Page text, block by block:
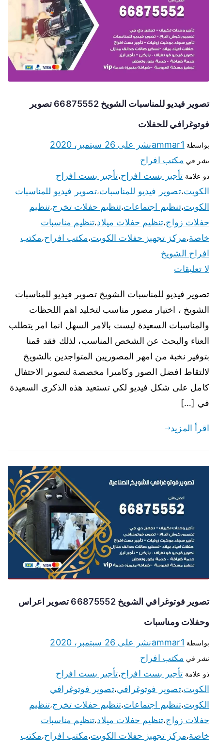
تصوير فيديو للمناسبات الشويخ 66875552 تصوير
فوتوغرافي للحفلات
بواسطة ammar1نشر على 26 سبتمبر، 2020
نشر في مكتب افراح
ذو علامة تأجير بست افراح،تأجير بست افراح
الكويت،تصوير فيديو للمناسبات،تصوير فيديو للمناسبات
الكويت،تنظيم اجتماعات،تنظيم حفلات تخرج،تنظيم
حفلات زواج،تنظيم حفلات ميلاد،تنظيم مناسبات
خاصة،مركز تجهيز حفلات الكويت،مكتب افراح،مكتب
افراح الشويخ
لا تعليقات
تصوير فيديو للمناسبات الشويخ تصوير فيديو للمناسبات
الشويخ ، اختيار مصور مناسب لتخليد اهم اللحظات
والمناسبات السعيدة ليست بالامر السهل انما امر يتطلب
العناء والبحث عن الشخص المناسب، لذلك فقد قمنا
بتوفير نخبة من امهر المصوريين المتواجدين بالشويخ
لالتقاط افضل الصور وكاميرا مخصصة لتصوير الاحتفال
كامل على شكل فيديو لكي تستعيد هذه الذكرى السعيدة
في […]
اقرأ المزيد
تصوير فوتوغرافي الشويخ 66875552 تصوير اعراس
وحفلات ومناسبات
بواسطة ammar1نشر على 26 سبتمبر، 2020
نشر في مكتب افراح
ذو علامة تأجير بست افراح،تأجير بست افراح
الكويت،تصوير فوتوغرافي،تصوير فوتوغرافي
الكويت،تنظيم اجتماعات،تنظيم حفلات تخرج،تنظيم
حفلات زواج،تنظيم حفلات ميلاد،تنظيم مناسبات
خاصة،مركز تجهيز حفلات الكويت،مكتب افراح،مكتب